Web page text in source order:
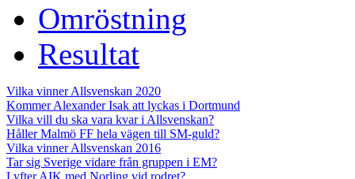
Omröstning
Resultat
Vilka vinner Allsvenskan 2020
Kommer Alexander Isak att lyckas i Dortmund
Vilka vill du ska vara kvar i Allsvenskan?
Håller Malmö FF hela vägen till SM-guld?
Vilka vinner Allsvenskan 2016
Tar sig Sverige vidare från gruppen i EM?
Lyfter AIK med Norling vid rodret?